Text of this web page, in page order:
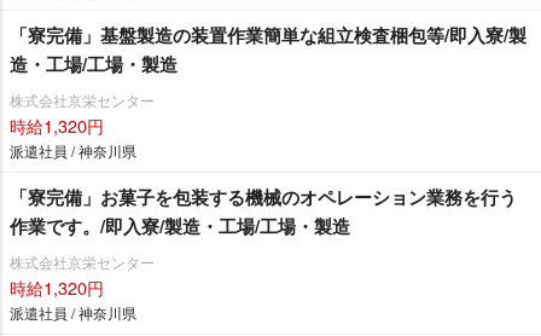
「寮完備」基盤製造の装置作業簡単な組立検査梱包等/即入寮/製
造・工場/工場・製造
株式会社京栄センター
時給1,320円
派遣社員 / 神奈川県
「寮完備」お菓子を包装する機械のオペレーション業務を行う
作業です。/即入寮/製造・工場/工場・製造
株式会社京栄センター
時給1,320円
派遣社員 / 神奈川県